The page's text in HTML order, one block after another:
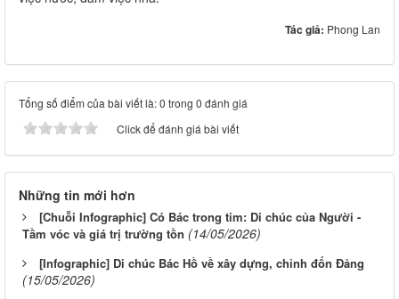
Tác giả: Phong Lan
Tổng số điểm của bài viết là: 0 trong 0 đánh giá
Click để đánh giá bài viết
Những tin mới hơn
[Chuỗi Infographic] Có Bác trong tim: Di chúc của Người -
Tầm vóc và giá trị trường tồn (14/05/2026)
[Infographic] Di chúc Bác Hồ về xây dựng, chỉnh đốn Đảng
(15/05/2026)